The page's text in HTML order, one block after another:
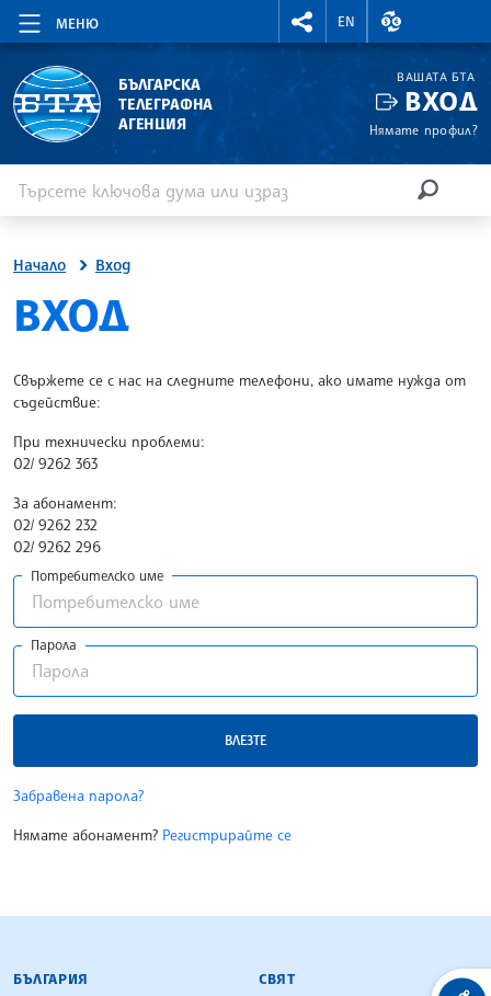
МЕНЮ
RIGHTMENU.SOCIAL
EN
ВАЛУТНИ
БЪЛГАРСКА
ТЕЛЕГРАФНА
АГЕНЦИЯ
ВАШАТА БТА
ВХОД
Нямате профил?
Начало Вход
SITE.BTA
ВХОД
Свържете се с нас на следните телефони, ако имате нужда от
съдействие:
При технически проблеми:
02/ 9262 363
За абонамент:
02/ 9262 232
02/ 9262 296
Потребителско име
Парола
ВЛЕЗТЕ
Забравена парола?
Нямате абонамент? Регистрирайте се
БЪЛГАРСКА ТЕЛЕГРАФНА АГЕНЦИЯ
БЪЛГАРИЯ СВЯТ